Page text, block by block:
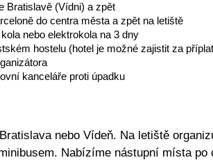
Bratislavě (Vídni) a zpět
do centra města a zpět na letiště
nebo elektrokola na 3 dny
hostelu (hotel je možné zajistit za
kanceláře proti úpadku
nebo Vídeň. Na letiště
Nabízíme nástupní místa po